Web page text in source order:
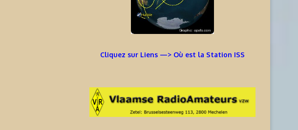
Cliquez sur Liens —> Où est la Station ISS